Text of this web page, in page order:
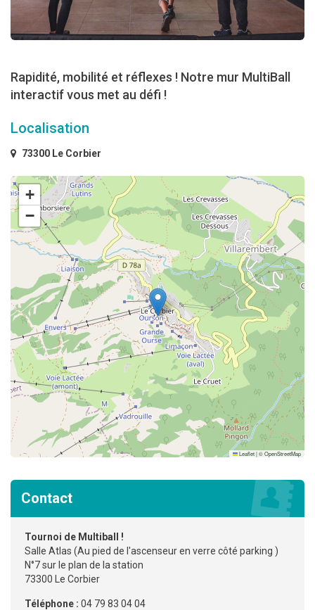
Rapidité, mobilité et réflexes ! Notre mur MultiBall
interactif vous met au défi !
Localisation
73300 Le Corbier
+
−
Leaflet|©OpenStreetMap
Contact
Tournoi de Multiball !
Salle Atlas (Au pied de l'ascenseur en verre côté parking )
N°7 sur le plan de la station
73300 Le Corbier
Téléphone : 04 79 83 04 04